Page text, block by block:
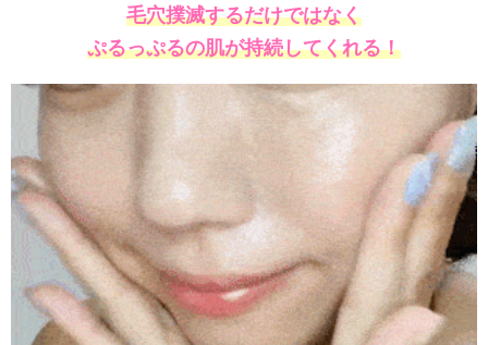
毛穴撲滅するだけではなく
ぷるっぷるの肌が持続してくれる！